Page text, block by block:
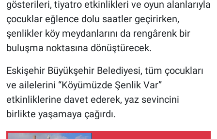
gösterileri, tiyatro etkinlikleri ve oyun alanlarıyla
çocuklar eğlence dolu saatler geçirirken,
şenlikler köy meydanlarını da rengârenk bir
buluşma noktasına dönüştürecek.
Eskişehir Büyükşehir Belediyesi, tüm çocukları
ve ailelerini “Köyümüzde Şenlik Var”
etkinliklerine davet ederek, yaz sevincini
birlikte yaşamaya çağırdı.